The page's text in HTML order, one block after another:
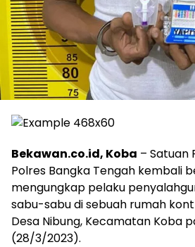
Bekawan.co.id, Koba – Satuan
Polres Bangka Tengah kembali
mengungkap pelaku
sabu-sabu di sebuah rumah
Desa Nibung, Kecamatan Koba
(28/3/2023).